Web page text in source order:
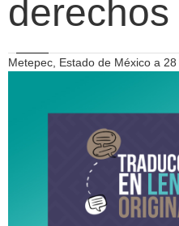
Metepec, Estado de México a